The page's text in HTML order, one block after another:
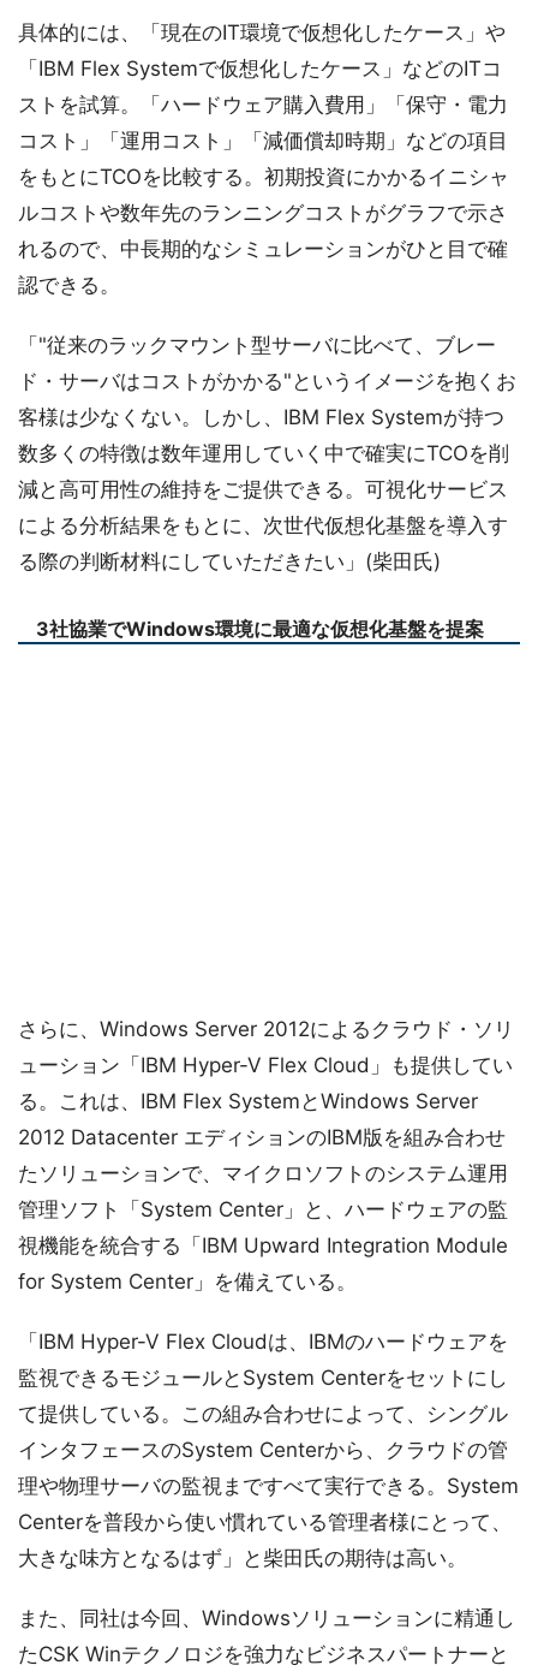
具体的には、「現在のIT環境で仮想化したケース」や
「IBM Flex Systemで仮想化したケース」などのITコ
ストを試算。「ハードウェア購入費用」「保守・電力
コスト」「運用コスト」「減価償却時期」などの項目
をもとにTCOを比較する。初期投資にかかるイニシャ
ルコストや数年先のランニングコストがグラフで示さ
れるので、中長期的なシミュレーションがひと目で確
認できる。
「"従来のラックマウント型サーバに比べて、ブレー
ド・サーバはコストがかかる"というイメージを抱くお
客様は少なくない。しかし、IBM Flex Systemが持つ
数多くの特徴は数年運用していく中で確実にTCOを削
減と高可用性の維持をご提供できる。可視化サービス
による分析結果をもとに、次世代仮想化基盤を導入す
る際の判断材料にしていただきたい」(柴田氏)
3社協業でWindows環境に最適な仮想化基盤を提案
さらに、Windows Server 2012によるクラウド・ソリ
ューション「IBM Hyper-V Flex Cloud」も提供してい
る。これは、IBM Flex SystemとWindows Server
2012 Datacenter エディションのIBM版を組み合わせ
たソリューションで、マイクロソフトのシステム運用
管理ソフト「System Center」と、ハードウェアの監
視機能を統合する「IBM Upward Integration Module
for System Center」を備えている。
「IBM Hyper-V Flex Cloudは、IBMのハードウェアを
監視できるモジュールとSystem Centerをセットにし
て提供している。この組み合わせによって、シングル
インタフェースのSystem Centerから、クラウドの管
理や物理サーバの監視まですべて実行できる。System
Centerを普段から使い慣れている管理者様にとって、
大きな味方となるはず」と柴田氏の期待は高い。
また、同社は今回、Windowsソリューションに精通し
たCSK Winテクノロジを強力なビジネスパートナーと